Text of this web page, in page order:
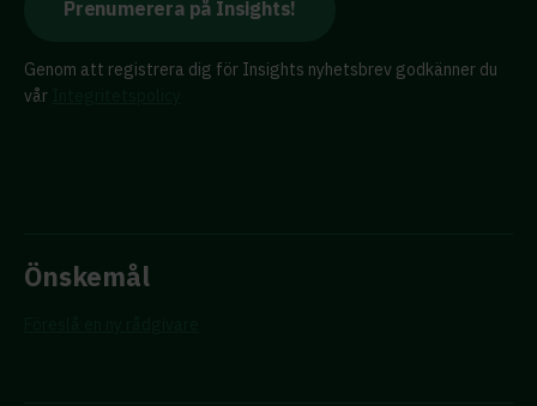
Genom att registrera dig för Insights nyhetsbrev godkänner du
vår
Önskemål